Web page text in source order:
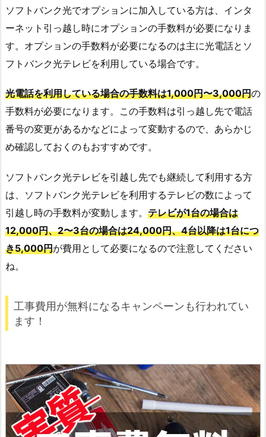
ソフトバンク光でオプションに加入している方は、インタ
ーネット引っ越し時にオプションの手数料が必要になりま
す。オプションの手数料が必要になるのは主に光電話とソ
フトバンク光テレビを利用している場合です。
光電話を利用している場合の手数料は1,000円〜3,000円の
手数料が必要になります。この手数料は引っ越し先で電話
番号の変更があるかなどによって変動するので、あらかじ
め確認しておくのもおすすめです。
ソフトバンク光テレビを引越し先でも継続して利用する方
は、ソフトバンク光テレビを利用するテレビの数によって
引越し時の手数料が変動します。 テレビが1台の場合は
12,000円、2〜3台の場合は24,000円、4台以降は1台につ
き5,000円が費用として必要になるので注意してください
ね。
工事費用が無料になるキャンペーンも行われてい
ます！